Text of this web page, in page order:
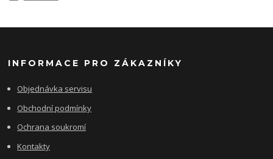
INFORMACE PRO ZÁKAZNÍKY
Objednávka servisu
Obchodní podmínky
Ochrana soukromí
Kontakty